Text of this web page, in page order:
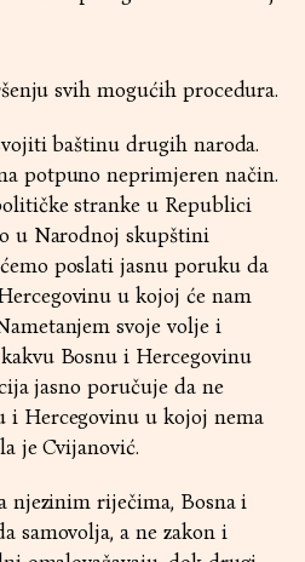
svih mogućih procedura.
baštinu drugih naroda.
potpuno neprimjeren način.
stranke u Republici
u Narodnoj skupštini
poslati jasnu poruku da
u kojoj će nam
svoje volje i
Bosnu i Hercegovinu
jasno poručuje da ne
i Hercegovinu u kojoj nema
je Cvijanović.
njezinim riječima, Bosna i
samovolja, a ne zakon i